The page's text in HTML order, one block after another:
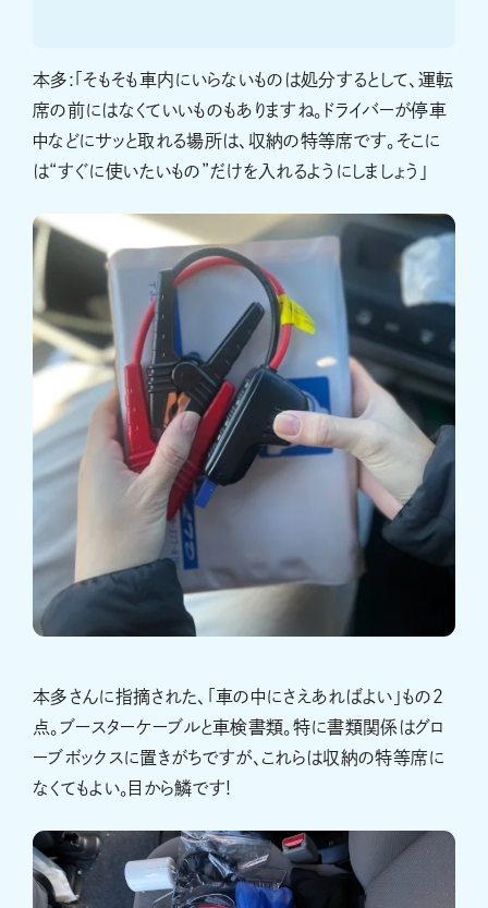
本多:「そもそも車内にいらないものは処分するとして、運転
席の前にはなくていいものもありますね。ドライバーが停車
中などにサッと取れる場所は、収納の特等席です。そこに
は“すぐに使いたいもの”だけを入れるようにしましょう」
本多さんに指摘された、「車の中にさえあればよい」もの２
点。ブースターケーブルと車検書類。特に書類関係はグロ
ーブボックスに置きがちですが、これらは収納の特等席に
なくてもよい。目から鱗です!